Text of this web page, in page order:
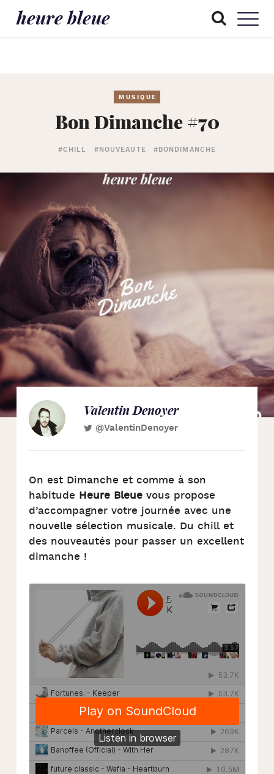
heure bleue
MUSIQUE
Bon Dimanche #70
#CHILL #NOUVEAUTE #BONDIMANCHE
Valentin Denoyer
@ValentinDenoyer
On est Dimanche et comme à son
habitude Heure Bleuevous propose
d’accompagner votre journée avec une
nouvelle sélection musicale. Du chill et
des nouveautés pour passer un excellent
dimanche !